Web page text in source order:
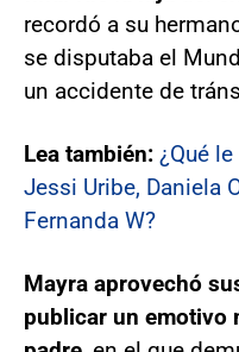
recordó a su
se disputaba el
un accidente de
Lea también: ¿Qué
Jessi Uribe, Daniela
Fernanda W?
Mayra aprovechó
publicar un emotivo